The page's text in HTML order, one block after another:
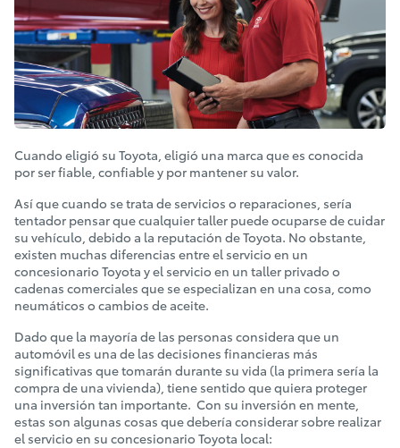
Cuando eligió su Toyota, eligió una marca que es conocida
por ser fiable, confiable y por mantener su valor.
Así que cuando se trata de servicios o reparaciones, sería
tentador pensar que cualquier taller puede ocuparse de cuidar
su vehículo, debido a la reputación de Toyota. No obstante,
existen muchas diferencias entre el servicio en un
concesionario Toyota y el servicio en un taller privado o
cadenas comerciales que se especializan en una cosa, como
neumáticos o cambios de aceite.
Dado que la mayoría de las personas considera que un
automóvil es una de las decisiones financieras más
significativas que tomarán durante su vida (la primera sería la
compra de una vivienda), tiene sentido que quiera proteger
una inversión tan importante. Con su inversión en mente,
estas son algunas cosas que debería considerar sobre realizar
el servicio en su concesionario Toyota local: